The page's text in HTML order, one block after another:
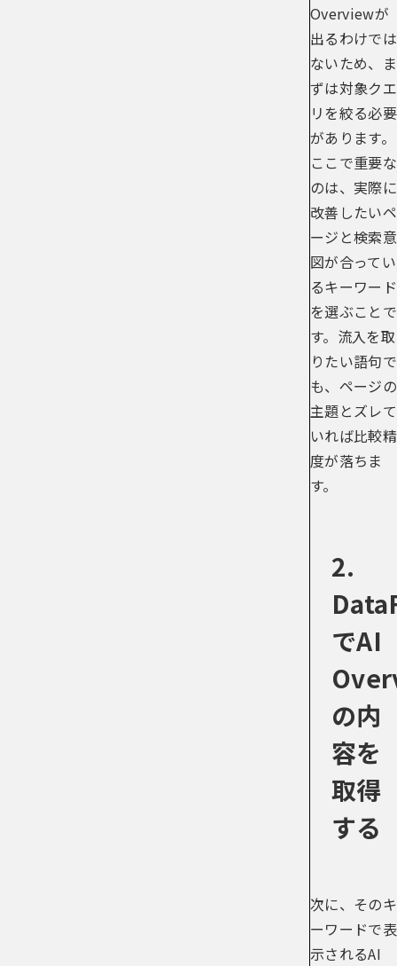
Overviewが
出るわけでは
ないため、ま
ずは対象クエ
リを絞る必要
があります。
ここで重要な
のは、実際に
改善したいペ
ージと検索意
図が合ってい
るキーワード
を選ぶことで
す。流入を取
りたい語句で
も、ページの
主題とズレて
いれば比較精
度が落ちま
す。
2.
でAI
の内
容を
取得
する
次に、そのキ
ーワードで表
示されるAI